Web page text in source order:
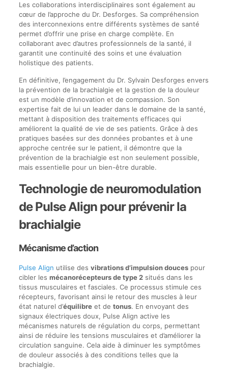
Les collaborations interdisciplinaires sont également au
cœur de l’approche du Dr. Desforges. Sa compréhension
des interconnexions entre différents systèmes de santé
permet d’offrir une prise en charge complète. En
collaborant avec d’autres professionnels de la santé, il
garantit une continuité des soins et une évaluation
holistique des patients.
En définitive, l’engagement du Dr. Sylvain Desforges envers
la prévention de la brachialgie et la gestion de la douleur
est un modèle d’innovation et de compassion. Son
expertise fait de lui un leader dans le domaine de la santé,
mettant à disposition des traitements efficaces qui
améliorent la qualité de vie de ses patients. Grâce à des
pratiques basées sur des données probantes et à une
approche centrée sur le patient, il démontre que la
prévention de la brachialgie est non seulement possible,
mais essentielle pour un bien-être durable.
Technologie de neuromodulation
de Pulse Align pour prévenir la
brachialgie
Mécanisme d’action
Pulse Align utilise des vibrations d’impulsion doucespour
cibler les mécanorécepteurs de type 2situés dans les
tissus musculaires et fasciales. Ce processus stimule ces
récepteurs, favorisant ainsi le retour des muscles à leur
état naturel d’équilibreet de tonus. En envoyant des
signaux électriques doux, Pulse Align active les
mécanismes naturels de régulation du corps, permettant
ainsi de réduire les tensions musculaires et d’améliorer la
circulation sanguine. Cela aide à diminuer les symptômes
de douleur associés à des conditions telles que la
brachialgie.